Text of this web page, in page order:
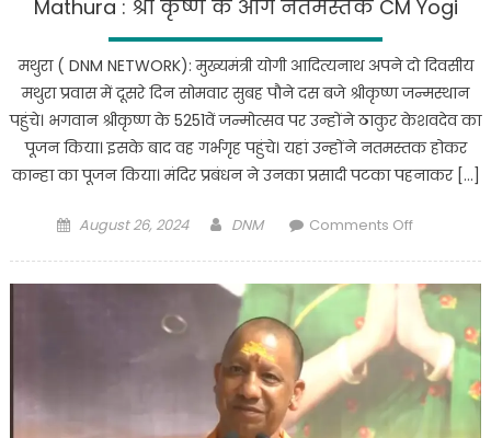
Mathura : श्री कृष्ण के आगे नतमस्तक CM Yogi
मथुरा ( DNM NETWORK): मुख्यमंत्री योगी आदित्यनाथ अपने दो दिवसीय
मथुरा प्रवास में दूसरे दिन सोमवार सुबह पौने दस बजे श्रीकृष्ण जन्मस्थान
पहुंचे। भगवान श्रीकृष्ण के 5251वें जन्मोत्सव पर उन्होंने ठाकुर केशवदेव का
पूजन किया। इसके बाद वह गर्भगृह पहुंचे। यहां उन्होंने नतमस्तक होकर
कान्हा का पूजन किया। मंदिर प्रबंधन ने उनका प्रसादी पटका पहनाकर […]
Posted
August 26, 2024 Author
DNM Comments Offon
श्री
कृष्ण
के
आगे
नतमस्तक